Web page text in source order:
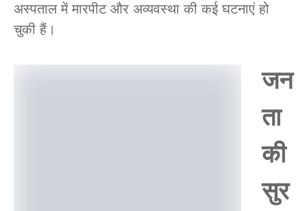
अस्पताल में मारपीट और अव्यवस्था की कई घटनाएं हो
चुकी हैं।
जन
ता
की
सुर